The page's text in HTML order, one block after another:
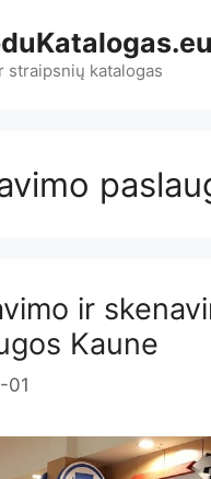
straipsnių katalogas
ir
Kaune
01